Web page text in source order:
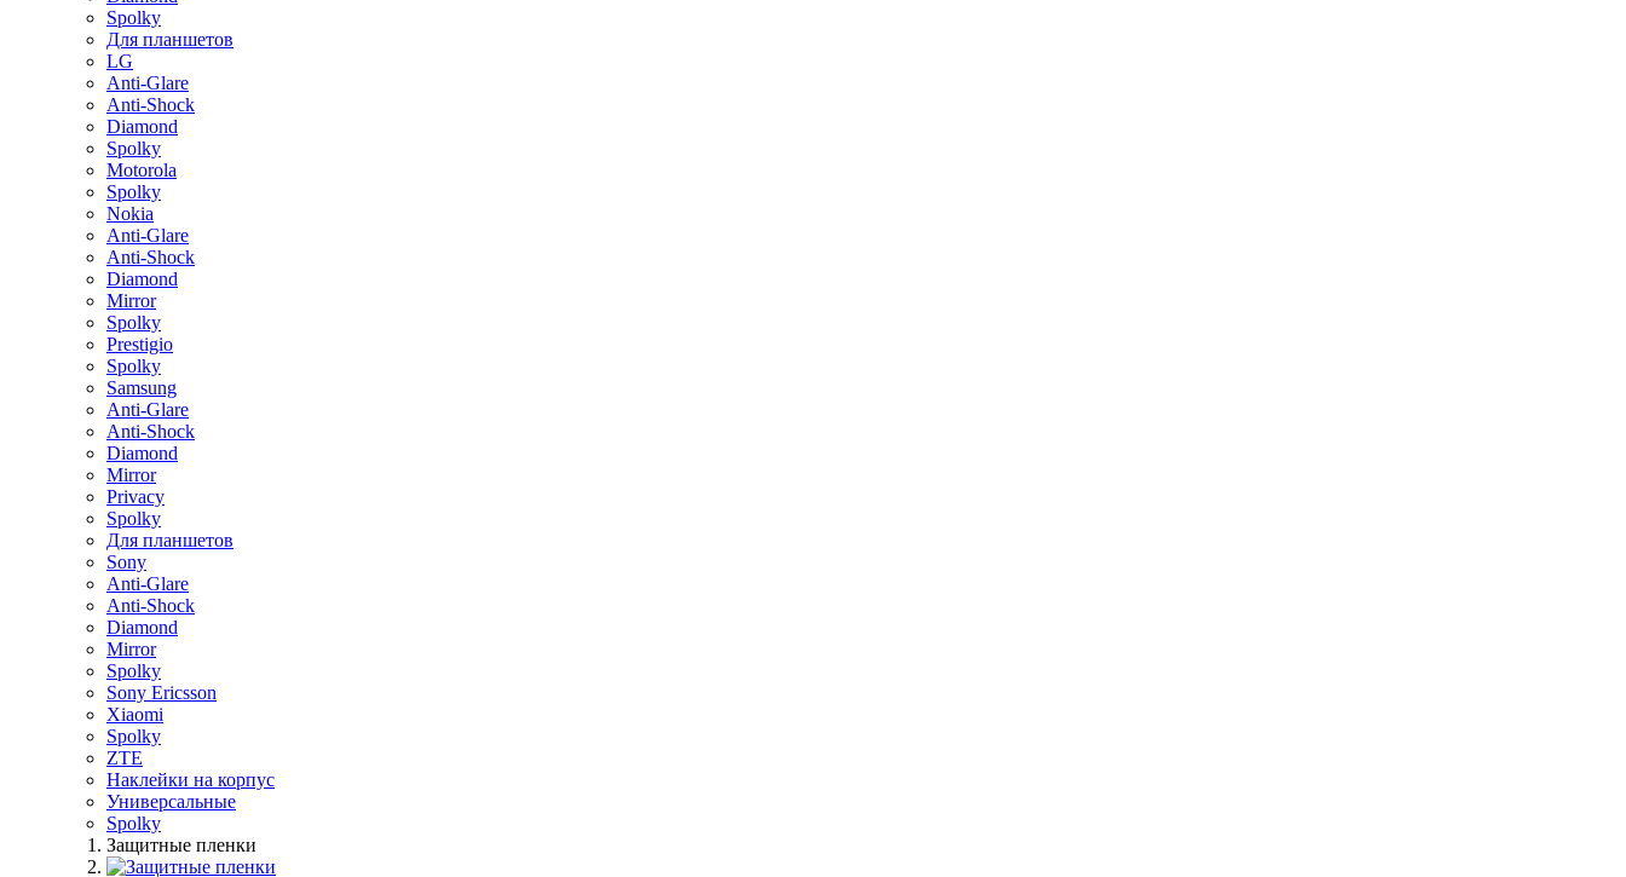
Spolky
Для планшетов
LG
Anti-Glare
Anti-Shock
Diamond
Spolky
Motorola
Spolky
Nokia
Anti-Glare
Anti-Shock
Diamond
Mirror
Spolky
Prestigio
Spolky
Samsung
Anti-Glare
Anti-Shock
Diamond
Mirror
Privacy
Spolky
Для планшетов
Sony
Anti-Glare
Anti-Shock
Diamond
Mirror
Spolky
Sony Ericsson
Xiaomi
Spolky
ZTE
Наклейки на корпус
Универсальные
Spolky
Защитные пленки